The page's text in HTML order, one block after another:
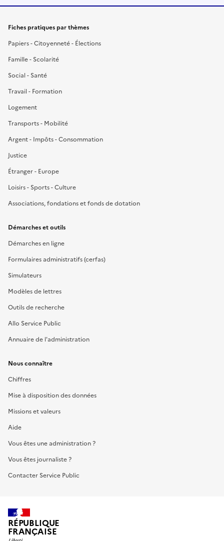
Fiches pratiques par thèmes
Papiers - Citoyenneté - Élections
Famille - Scolarité
Social - Santé
Travail - Formation
Logement
Transports - Mobilité
Argent - Impôts - Consommation
Justice
Étranger - Europe
Loisirs - Sports - Culture
Associations, fondations et fonds de dotation
Démarches et outils
Démarches en ligne
Formulaires administratifs (cerfas)
Simulateurs
Modèles de lettres
Outils de recherche
Allo Service Public
Annuaire de l'administration
Nous connaître
Chiffres
Mise à disposition des données
Missions et valeurs
Aide
Vous êtes une administration ?
Vous êtes journaliste ?
Contacter Service Public
RÉPUBLIQUE
FRANÇAISE